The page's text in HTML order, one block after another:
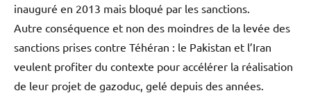
inauguré en 2013 mais bloqué par les sanctions.
Autre conséquence et non des moindres de la levée des
sanctions prises contre Téhéran : le Pakistan et l’Iran
veulent profiter du contexte pour accélérer la réalisation
de leur projet de gazoduc, gelé depuis des années.